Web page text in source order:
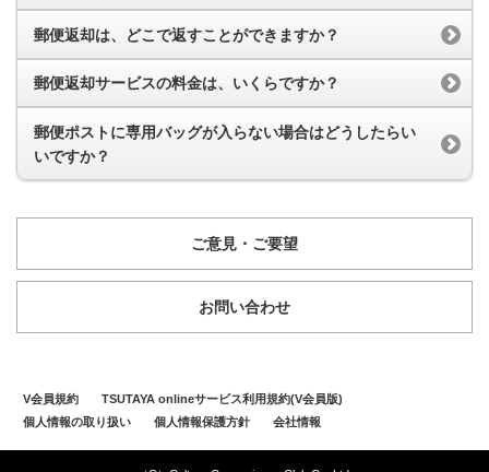
郵便返却は、どこで返すことができますか？
郵便返却サービスの料金は、いくらですか？
郵便ポストに専用バッグが入らない場合はどうしたらい
いですか？
ご意見・ご要望
お問い合わせ
V会員規約
TSUTAYA onlineサービス利用規約(V会員版)
個人情報の取り扱い
個人情報保護方針 会社情報